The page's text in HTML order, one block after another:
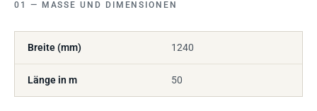
MASSE UND DIMENSIONEN
Breite (mm) 1240
Länge in m 50